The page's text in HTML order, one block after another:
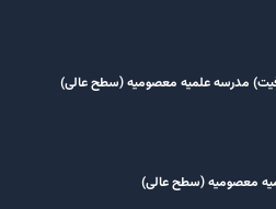
مدرسه علمیه معصومیه‌ (سطح عالی)
معصومیه‌ (سطح عالی)